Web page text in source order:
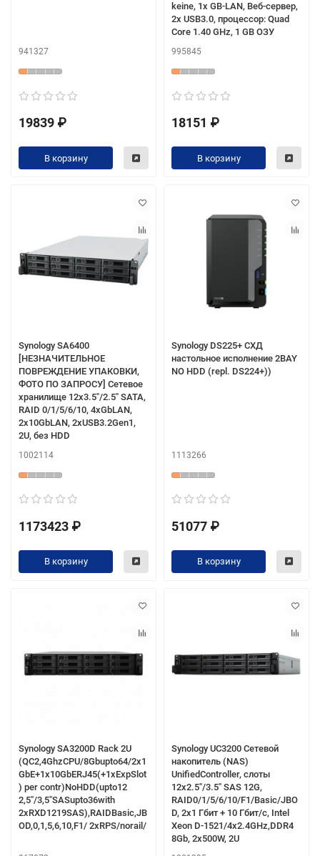
941327
19839 ₽
В корзину
keine, 1x GB-LAN, Веб-сервер,
2x USB3.0, процессор: Quad
Core 1.40 GHz, 1 GB ОЗУ
995845
18151 ₽
В корзину
Synology SA6400
[НЕЗНАЧИТЕЛЬНОЕ
ПОВРЕЖДЕНИЕ УПАКОВКИ,
ФОТО ПО ЗАПРОСУ] Сетевое
хранилище 12x3.5"/2.5" SATA,
RAID 0/1/5/6/10, 4xGbLAN,
2x10GbLAN, 2xUSB3.2Gen1,
2U, без HDD
1002114
1173423 ₽
В корзину
Synology DS225+ СХД
настольное исполнение 2BAY
NO HDD (repl. DS224+))
1113266
51077 ₽
В корзину
Synology SA3200D Rack 2U
(QC2,4GhzCPU/8Gbupto64/2x1
GbE+1x10GbERJ45(+1xExpSlot
) per contr)NoHDD(upto12
2,5"/3,5"SASupto36with
2xRXD1219SAS),RAIDBasic,JB
OD,0,1,5,6,10,F1/ 2xRPS/norail/
Synology UC3200 Сетевой
накопитель (NAS)
UnifiedController, слоты
12x2.5"/3.5" SAS 12G,
RAID0/1/5/6/10/F1/Basic/JBO
D, 2x1 Гбит + 10 Гбит/с, Intel
Xeon D-1521/4x2.4GHz,DDR4
8Gb, 2x500W, 2U